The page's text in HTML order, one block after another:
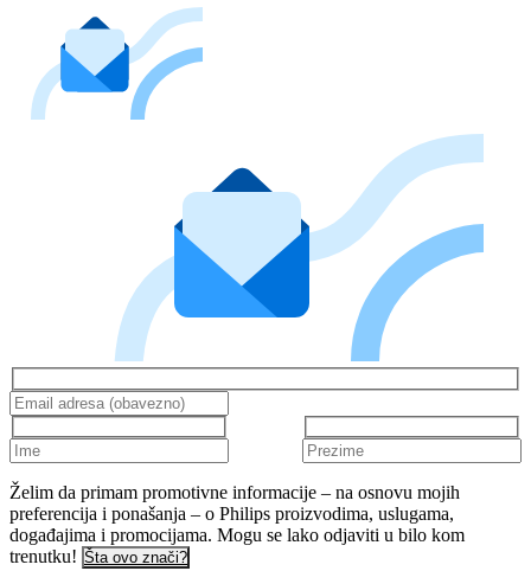
Želim da primam promotivne informacije – na osnovu mojih
preferencija i ponašanja – o Philips proizvodima, uslugama,
događajima i promocijama. Mogu se lako odjaviti u bilo kom
trenutku! Šta ovo znači?